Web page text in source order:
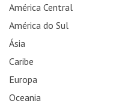
América Central
América do Sul
Ásia
Caribe
Europa
Oceania